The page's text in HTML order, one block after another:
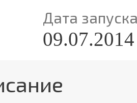
Дата
09.07.2014